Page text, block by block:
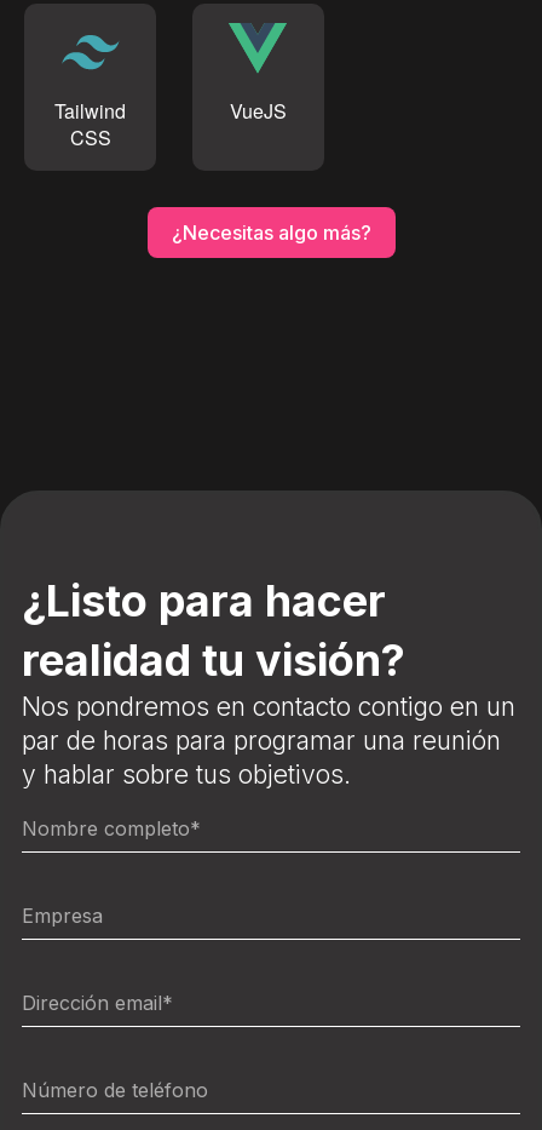
Tailwind
CSS
VueJS
¿Necesitas algo más?
¿Listo para hacer
realidad tu visión?
Nos pondremos en contacto contigo en un
par de horas para programar una reunión
y hablar sobre tus objetivos.